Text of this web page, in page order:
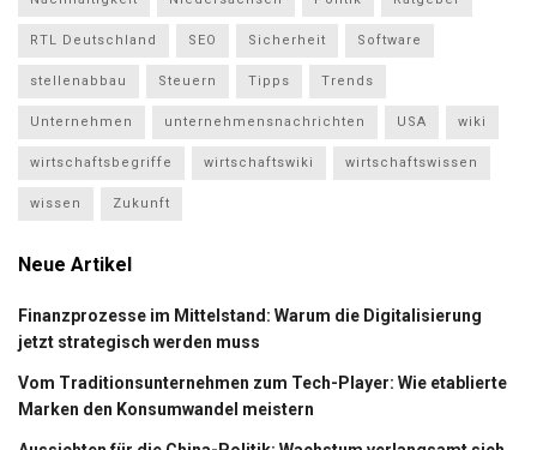
RTL Deutschland SEO Sicherheit Software
stellenabbau Steuern Tipps Trends
Unternehmen unternehmensnachrichten USA wiki
wirtschaftsbegriffe wirtschaftswiki wirtschaftswissen
wissen Zukunft
Neue Artikel
Finanzprozesse im Mittelstand: Warum die Digitalisierung
jetzt strategisch werden muss
Vom Traditionsunternehmen zum Tech-Player: Wie etablierte
Marken den Konsumwandel meistern